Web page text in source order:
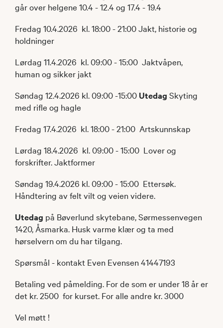
går over helgene 10.4 - 12.4 og 17.4 - 19.4
Fredag 10.4.2026 kl. 18:00 - 21:00 Jakt, historie og
holdninger
Lørdag 11.4.2026 kl. 09:00 - 15:00 Jaktvåpen,
human og sikker jakt
Søndag 12.4.2026 kl. 09:00 -15:00 Utedag Skyting
med rifle og hagle
Fredag 17.4.2026 kl. 18:00 - 21:00 Artskunnskap
Lørdag 18.4.2026 kl. 09:00 - 15:00 Lover og
forskrifter. Jaktformer
Søndag 19.4.2026 kl. 09:00 - 15:00 Ettersøk.
Håndtering av felt vilt og veien videre.
Utedag på Bøverlund skytebane, Sørmessenvegen
1420, Åsmarka. Husk varme klær og ta med
hørselvern om du har tilgang.
Spørsmål - kontakt Even Evensen 41447193
Betaling ved påmelding. For de som er under 18 år er
det kr. 2500 for kurset. For alle andre kr. 3000
Vel møtt !